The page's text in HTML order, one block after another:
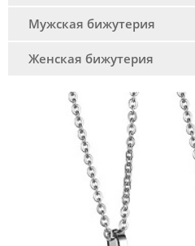
Мужская бижутерия
Женская бижутерия